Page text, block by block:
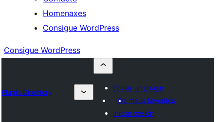
Homenaxes
Consigue WordPress
Consigue WordPress
Plugin Directory
Enviar un plugin
Os meus favoritos
Iniciar sesión